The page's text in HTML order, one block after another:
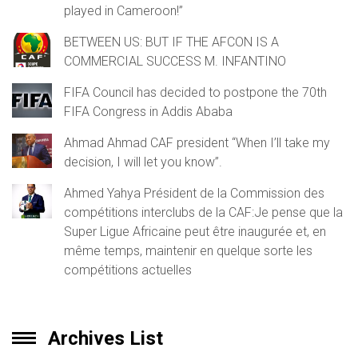
played in Cameroon!”
BETWEEN US: BUT IF THE AFCON IS A
COMMERCIAL SUCCESS M. INFANTINO
FIFA Council has decided to postpone the 70th
FIFA Congress in Addis Ababa
Ahmad Ahmad CAF president “When I’ll take my
decision, I will let you know”.
Ahmed Yahya Président de la Commission des
compétitions interclubs de la CAF:Je pense que la
Super Ligue Africaine peut être inaugurée et, en
même temps, maintenir en quelque sorte les
compétitions actuelles
Archives List